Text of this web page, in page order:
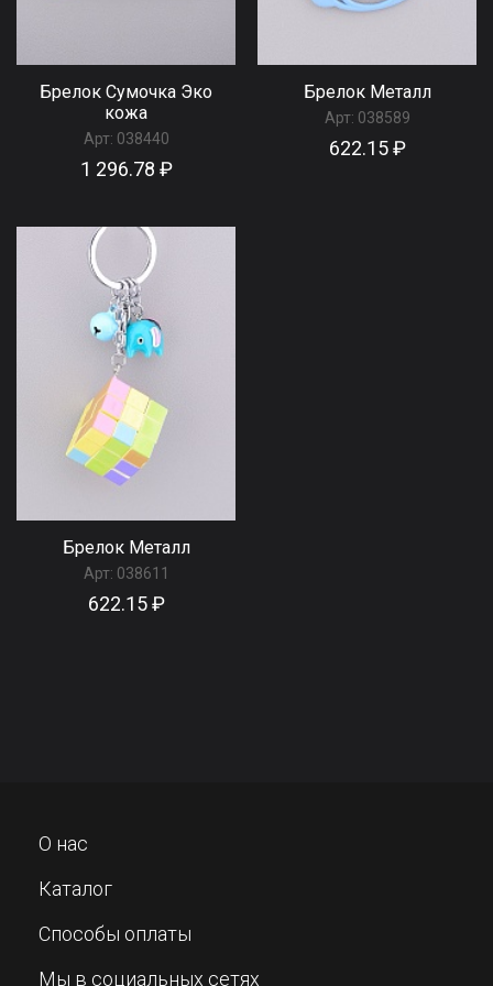
Брелок Сумочка Эко
кожа
Арт: 038440
1 296.78 ₽
Брелок Металл
Арт: 038589
622.15 ₽
Брелок Металл
Арт: 038611
622.15 ₽
О нас
Каталог
Способы оплаты
Мы в социальных сетях